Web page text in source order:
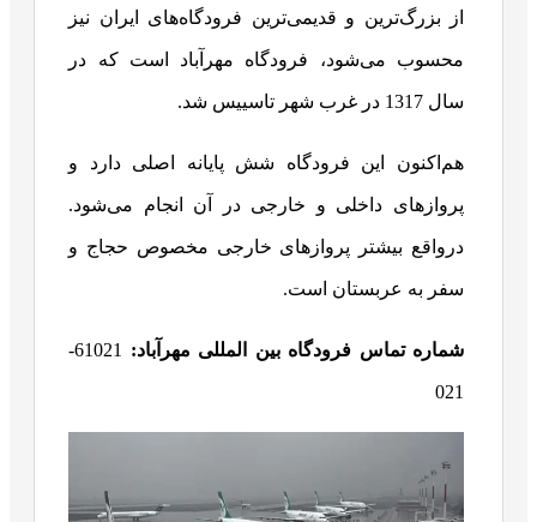
از بزرگ‌ترین و قدیمی‌ترین فرودگاه‌های ایران نیز
محسوب می‌شود، فرودگاه مهرآباد است که در
سال 1317 در غرب شهر تاسییس شد.
هم‌اکنون این فرودگاه شش پایانه اصلی دارد و
پروازهای داخلی و خارجی در آن انجام می‌شود.
درواقع بیشتر پروازهای خارجی مخصوص حجاج و
سفر به عربستان است.
شماره تماس فرودگاه بین المللی مهرآباد: 61021-
021